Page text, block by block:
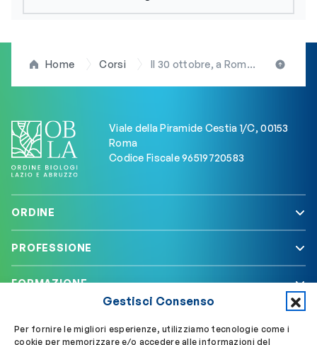
Gestisci Consenso
Per fornire le migliori esperienze, utilizziamo tecnologie come i
cookie per memorizzare e/o accedere alle informazioni del
Home Corsi Il 30 ottobre, a Roma, l’evento formativo ECM “Malnutrizione e cancro: dal ruolo eziologico a quello prognostico. Strategie terapeutiche e ricaduta sul Ssn”
Viale della Piramide Cestia 1/C, 00153
Roma
Codice Fiscale 96519720583
ORDINE
PROFESSIONE
FORMAZIONE